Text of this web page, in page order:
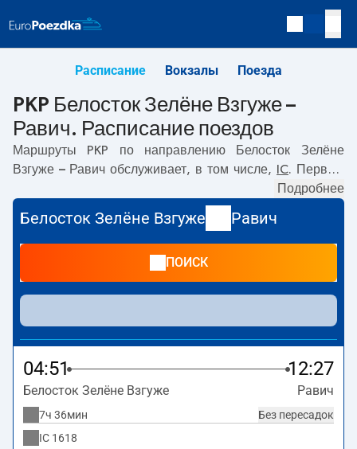
Расписание Вокзалы Поезда
PKP Белосток Зелёне Взгуже –
Равич. Расписание поездов
Маршруты PKP по направлению
Белосток Зелёне
Взгуже – Равич обслуживает, в том числе, IC. Первый
с вокзала PKP
отправляется в 15:33. Самое быстрое путешествие
предлагает прямой поездLUBUSZANIN. Поездка на нём
. По маршрутуБелосток Зелёне Взгуже
–Равичтакже курсируют другие поезда:- предлагают
более низкую цену билета и, как правило, более долгое
время в пути. Поезд заканчивает маршрут на станции
Равич.
Подробнее
Белосток Зелёне Взгуже Равич
ПОИСК
04:51 12:27
Белосток Зелёне Взгуже Равич
Без пересадок
7ч 36мин
IC 1618